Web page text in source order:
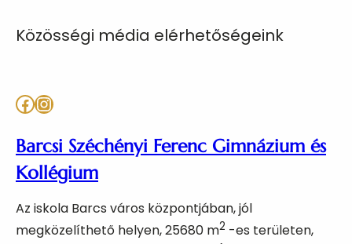
Közösségi média elérhetőségeink
Facebook Instagram
Barcsi Széchényi Ferenc Gimnázium és
Kollégium
Az iskola Barcs város központjában, jól
megközelíthető helyen, 25680 m2 -es területen,